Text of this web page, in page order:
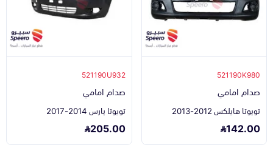
521190K980
صدام امامي
تويوتا هايلكس 2012-2013
142.00
521190U932
صدام امامي
تويوتا يارس 2014-2017
205.00